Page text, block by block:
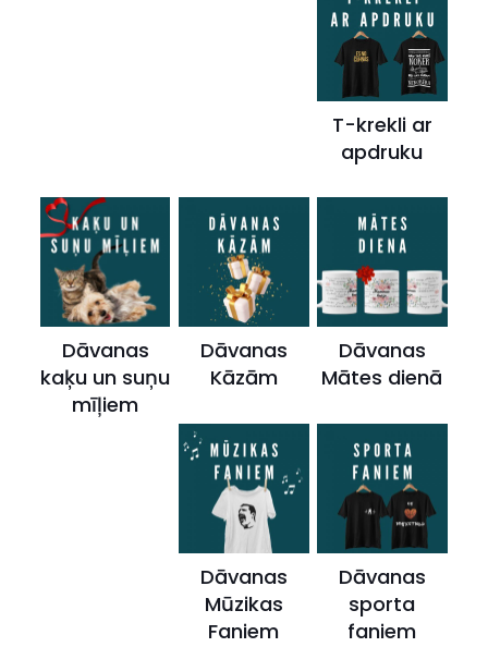
T-krekli ar
apdruku
Dāvanas
kaķu un suņu
mīļiem
Dāvanas
Kāzām
Dāvanas
Mātes dienā
Dāvanas
Mūzikas
Faniem
Dāvanas
sporta
faniem